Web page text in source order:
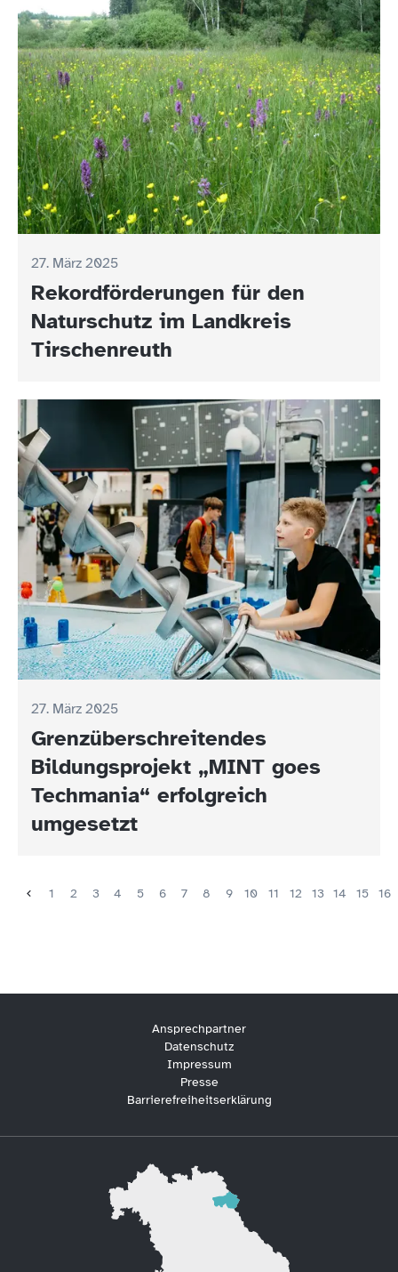
27. März 2025
Rekordförderungen für den
Naturschutz im Landkreis
Tirschenreuth
27. März 2025
Grenzüberschreitendes
Bildungsprojekt „MINT goes
Techmania“ erfolgreich
umgesetzt
1 2 3 4 5 6 7 8 9 10 11 12 13 14 15 16
Ansprechpartner
Datenschutz
Impressum
Presse
Barrierefreiheitserklärung